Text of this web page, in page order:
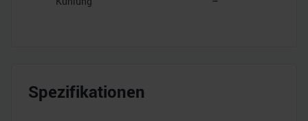
Spezifikationen